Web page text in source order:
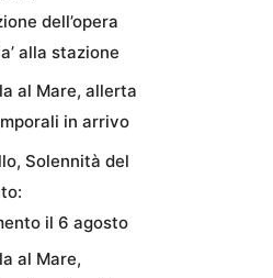
dell’opera
alla stazione
al Mare, allerta
in arrivo
Solennità del
il 6 agosto
al Mare,